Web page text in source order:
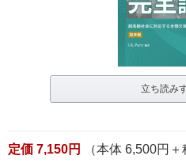
立ち読み
定価 7,150円 （本体 6,500円＋